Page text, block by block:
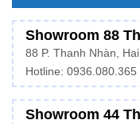
Showroom 88
88 P. Thanh Nhàn,
Hotline: 0936.080.365
Showroom 44